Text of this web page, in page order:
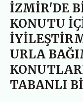
İZMİR'DE
KONUTU
URLA
TABANLI